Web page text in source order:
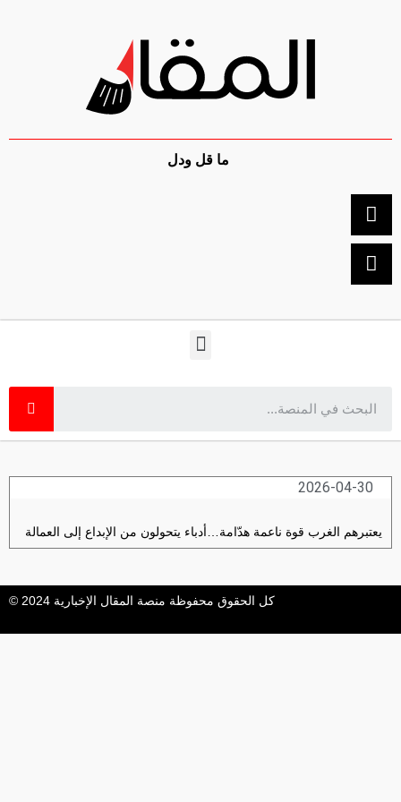
ما قل ودل
2026-04-30
يعتبرهم الغرب قوة ناعمة هدّامة…أدباء يتحولون من الإبداع إلى العمالة
كل الحقوق محفوظة منصة المقال الإخبارية 2024 ©